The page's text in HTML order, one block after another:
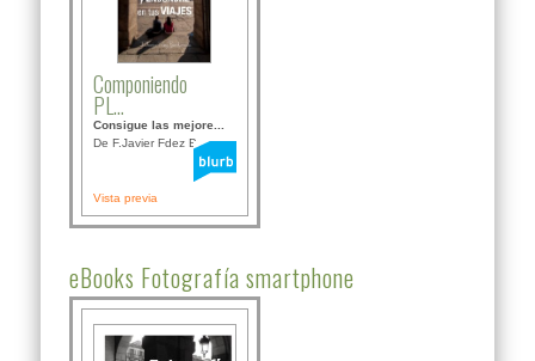
Componiendo
PL...
Consigue las mejore...
De F.Javier Fdez Bor...
Vista previa
eBooks Fotografía smartphone